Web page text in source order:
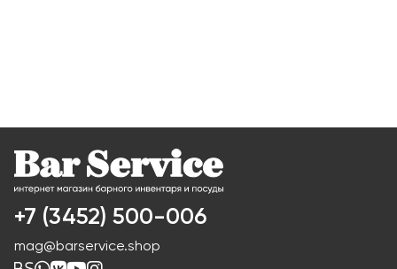
+7 (3452) 500-006
mag@barservice.shop